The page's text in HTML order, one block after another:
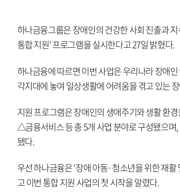
하나금융그룹은 장애인의 건강한 사회 진출과
통합 지원’ 프로그램을 실시한다고 27일 밝혔다.
하나금융에 따르면 이번 사업은 우리나라 장애
각지대에 놓여 일상생활에 어려움을 겪고 있는
지원 프로그램은 장애인의 생애주기와 생활
△금융서비스 등 총 5개 사업 분야로 구성됐으
됐다.
우선 하나금융은 ‘장애 아동·청소년을 위한 재
고 이번 통합 지원 사업의 첫 시작을 알렸다.